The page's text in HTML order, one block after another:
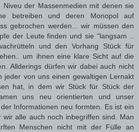
Niveu der Massenmedien mit denen sie
betreiben und deren Monopol auf
gebrochen werden... wir müssen den
der Leute finden und sie "langsam ..
und den Vorhang Stück für
um ihnen eine klare Sicht auf die
Allderings dürfen wir dabei auch nicht
jeder von uns einen gewaltigen Lernakt
hat, in dem wir Stück für Stück der
uns neu orientierten und unser
Informationen neu formten. Es ist ein
wir alle auch noch inbegriffen sind. Man
Menschen nicht mit der Fülle an